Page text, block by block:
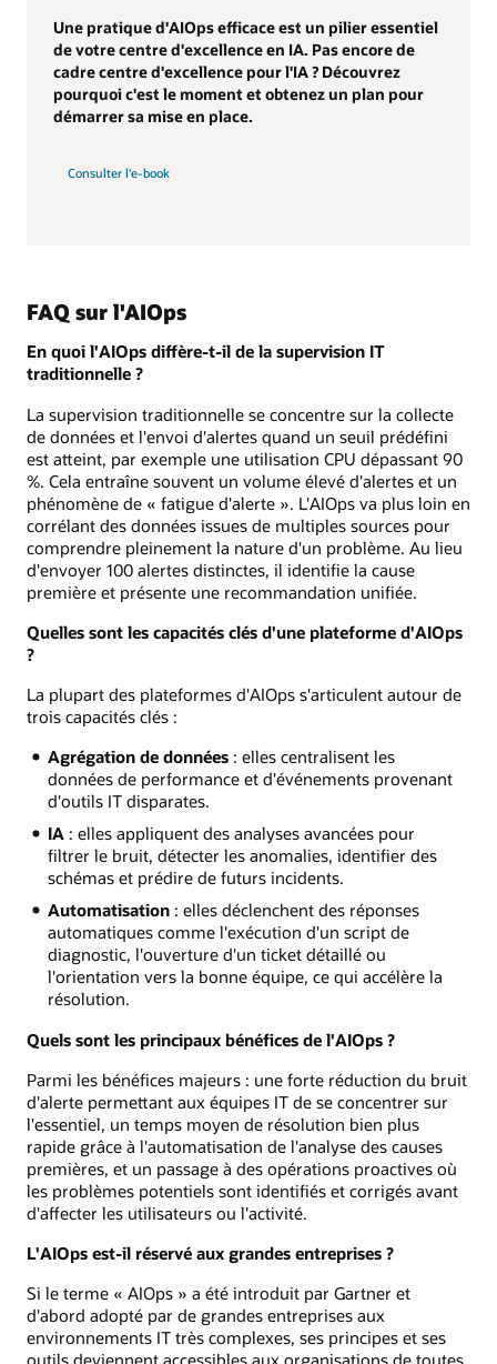
Une pratique d'AIOps efficace est un pilier essentiel
de votre centre d'excellence en IA. Pas encore de
cadre centre d'excellence pour l'IA ? Découvrez
pourquoi c'est le moment et obtenez un plan pour
démarrer sa mise en place.
Consulter l'e-book
FAQ sur l'AIOps
En quoi l'AIOps diffère-t-il de la supervision IT
traditionnelle ?
La supervision traditionnelle se concentre sur la collecte
de données et l'envoi d'alertes quand un seuil prédéfini
est atteint, par exemple une utilisation CPU dépassant 90
%. Cela entraîne souvent un volume élevé d'alertes et un
phénomène de « fatigue d'alerte ». L'AIOps va plus loin en
corrélant des données issues de multiples sources pour
comprendre pleinement la nature d'un problème. Au lieu
d'envoyer 100 alertes distinctes, il identifie la cause
première et présente une recommandation unifiée.
Quelles sont les capacités clés d'une plateforme d'AIOps
?
La plupart des plateformes d'AIOps s'articulent autour de
trois capacités clés :
Agrégation de données: elles centralisent les
données de performance et d'événements provenant
d'outils IT disparates.
IA: elles appliquent des analyses avancées pour
filtrer le bruit, détecter les anomalies, identifier des
schémas et prédire de futurs incidents.
Automatisation: elles déclenchent des réponses
automatiques comme l'exécution d'un script de
diagnostic, l'ouverture d'un ticket détaillé ou
l'orientation vers la bonne équipe, ce qui accélère la
résolution.
Quels sont les principaux bénéfices de l'AIOps ?
Parmi les bénéfices majeurs : une forte réduction du bruit
d'alerte permettant aux équipes IT de se concentrer sur
l'essentiel, un temps moyen de résolution bien plus
rapide grâce à l'automatisation de l'analyse des causes
premières, et un passage à des opérations proactives où
les problèmes potentiels sont identifiés et corrigés avant
d'affecter les utilisateurs ou l'activité.
L'AIOps est-il réservé aux grandes entreprises ?
Si le terme « AIOps » a été introduit par Gartner et
d'abord adopté par de grandes entreprises aux
environnements IT très complexes, ses principes et ses